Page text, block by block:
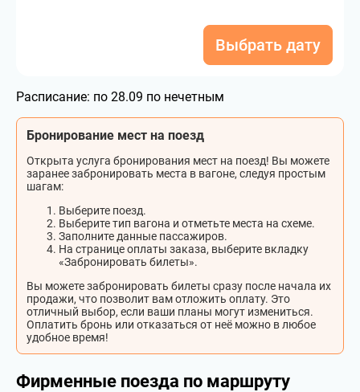
Выбрать дату
Расписание: по 28.09 по нечетным
Бронирование мест на поезд
Открыта услуга бронирования мест на поезд! Вы можете
заранее забронировать места в вагоне, следуя простым
шагам:
Выберите поезд.
Выберите тип вагона и отметьте места на схеме.
Заполните данные пассажиров.
На странице оплаты заказа, выберите вкладку
«Забронировать билеты».
Вы можете забронировать билеты сразу после начала их
продажи, что позволит вам отложить оплату. Это
отличный выбор, если ваши планы могут измениться.
Оплатить бронь или отказаться от неё можно в любое
удобное время!
Фирменные поезда по маршруту